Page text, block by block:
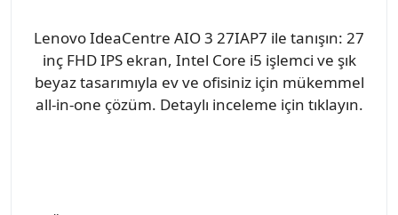
Lenovo IdeaCentre AIO 3 27IAP7 ile tanışın: 27
inç FHD IPS ekran, Intel Core i5 işlemci ve şık
beyaz tasarımıyla ev ve ofisiniz için mükemmel
all-in-one çözüm. Detaylı inceleme için tıklayın.